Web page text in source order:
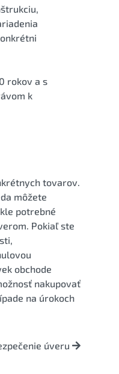
rokov a s
k
tovarov.
môžete
potrebné
Pokiaľ ste
obchode
nakupovať
na úrokoch
úveru